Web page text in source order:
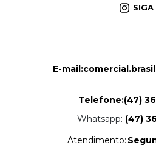
SIGA
E-mail:
Telefone:(47)
Whatsapp: (47)
Atendimento: